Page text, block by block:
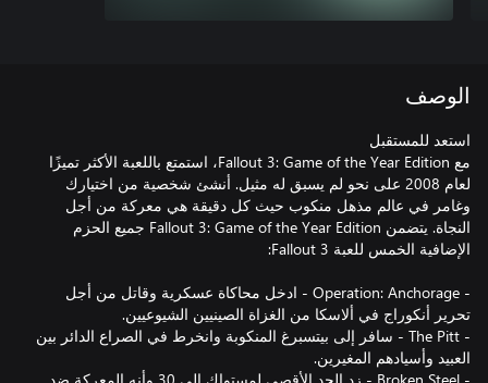
الوصف
مع Fallout 3: Game of the Year Edition، استمتع باللعبة الأكثر تميزًا
لعام 2008 على نحو لم يسبق له مثيل. أنشئ شخصية من اختيارك
وغامر في عالم مذهل منكوب حيث كل دقيقة هي معركة من أجل
النجاة. يتضمن Fallout 3: Game of the Year Edition جميع الحزم
- Operation: Anchorage - ادخل محاكاة عسكرية وقاتل من أجل
- The Pitt - سافر إلى بيتسبرغ المنكوبة وانخرط في الصراع الدائر بين